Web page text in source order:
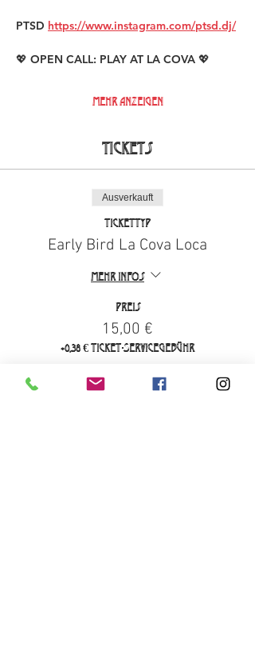
PTSD https://www.instagram.com/ptsd.dj/
💖 OPEN CALL: PLAY AT LA COVA 💖
Mehr anzeigen
Tickets
Ausverkauft
Tickettyp
Early Bird La Cova Loca
Mehr Infos
Preis
15,00 €
+0,38 € Ticket-Servicegebühr